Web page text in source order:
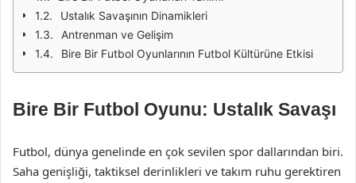
Ustalık Savaşının Dinamikleri
Antrenman ve Gelişim
Bire Bir Futbol Oyunlarının Futbol Kültürüne Etkisi
Bire Bir Futbol Oyunu: Ustalık Savaşı
Futbol, dünya genelinde en çok sevilen spor dallarından biri.
Saha genişliği, taktiksel derinlikleri ve takım ruhu gerektiren